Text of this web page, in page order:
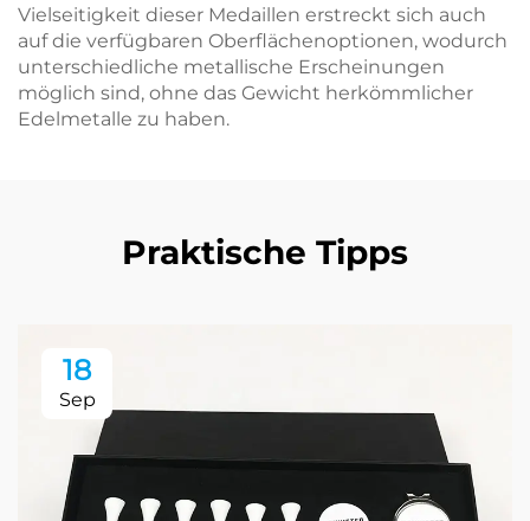
Vielseitigkeit dieser Medaillen erstreckt sich auch
auf die verfügbaren Oberflächenoptionen, wodurch
unterschiedliche metallische Erscheinungen
möglich sind, ohne das Gewicht herkömmlicher
Edelmetalle zu haben.
Praktische Tipps
18
Sep